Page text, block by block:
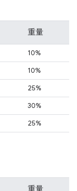
重量
10%
10%
25%
30%
25%